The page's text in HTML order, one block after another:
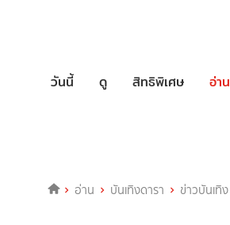
วันนี้ ดู สิทธิพิเศษ อ่าน
อ่าน บันเทิงดารา ข่าวบันเทิง